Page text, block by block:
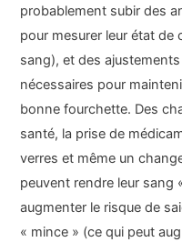
probablement subir des
pour mesurer leur état de
sang), et des
nécessaires pour
bonne fourchette. Des
santé, la prise de
verres et même un
peuvent rendre leur sang
augmenter le risque de
« mince » (ce qui peut